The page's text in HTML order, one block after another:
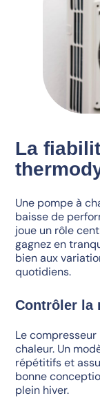
La
Une pompe à
baisse de
joue un rôle
gagnez en
bien aux
quotidiens.
Contrôler la
Le
chaleur. Un
répétitifs et
bonne
plein hiver.